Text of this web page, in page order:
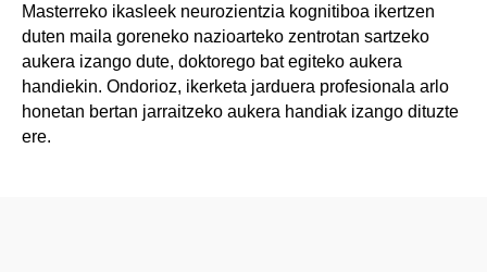
Masterreko ikasleek neurozientzia kognitiboa ikertzen
duten maila goreneko nazioarteko zentrotan sartzeko
aukera izango dute, doktorego bat egiteko aukera
handiekin. Ondorioz, ikerketa jarduera profesionala arlo
honetan bertan jarraitzeko aukera handiak izango dituzte
ere.